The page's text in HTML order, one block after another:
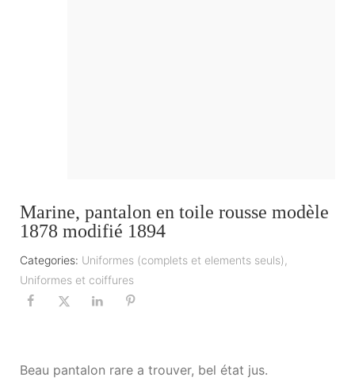
Marine, pantalon en toile rousse modèle
1878 modifié 1894
Categories: Uniformes (complets et elements seuls),
Uniformes et coiffures
Beau pantalon rare a trouver, bel état jus.